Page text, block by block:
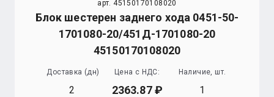
арт. 45150170108020
Блок шестерен заднего хода 0451-50-
1701080-20/451Д-1701080-20
45150170108020
Доставка (дн)
2
Цена с НДС:
2363.87
Наличие, шт.
1